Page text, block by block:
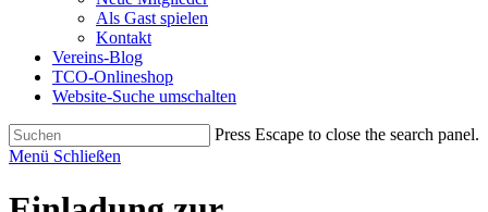
Als Gast spielen
Kontakt
Vereins-Blog
TCO-Onlineshop
Website-Suche umschalten
Press Escape to close the search panel.
Menü Schließen